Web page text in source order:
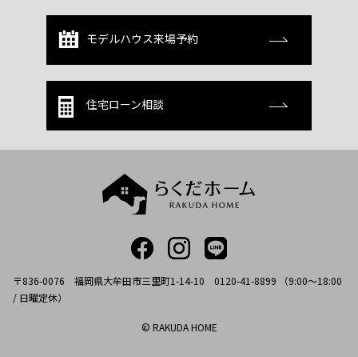
モデルハウス来場予約
住宅ローン相談
〒836-0076 福岡県大牟田市三里町1-14-10 0120-41-8899 （9:00～18:00
/ 日曜定休）
© RAKUDA HOME